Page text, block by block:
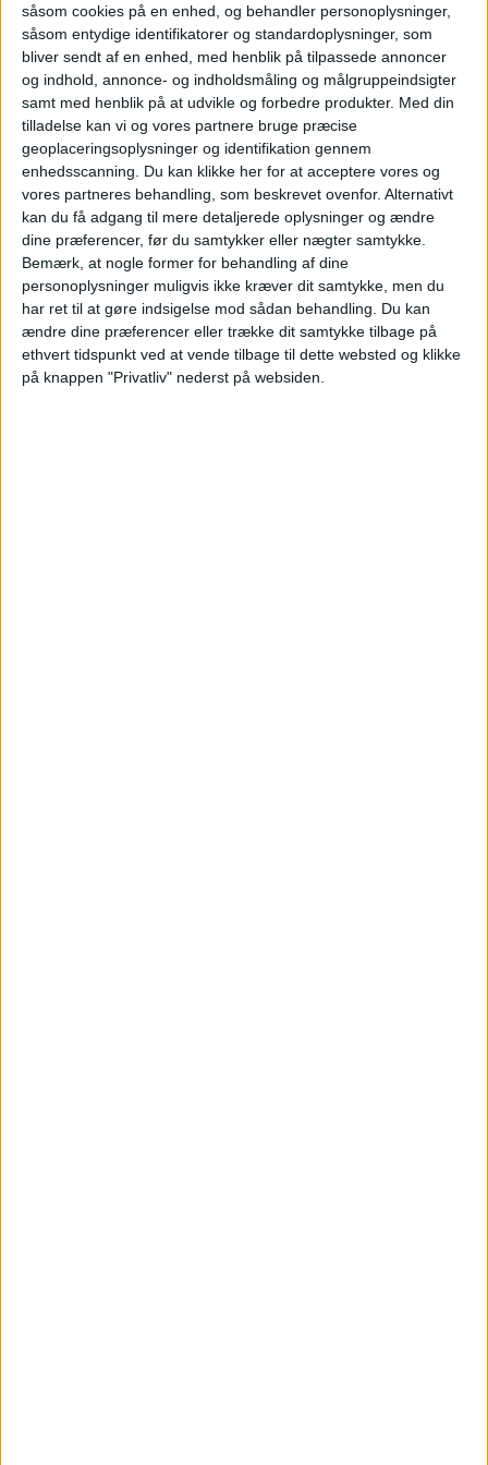
såsom cookies på en enhed, og behandler personoplysninger,
såsom entydige identifikatorer og standardoplysninger, som
bliver sendt af en enhed, med henblik på tilpassede annoncer
og indhold, annonce- og indholdsmåling og målgruppeindsigter
samt med henblik på at udvikle og forbedre produkter. Med din
tilladelse kan vi og vores partnere bruge præcise
geoplaceringsoplysninger og identifikation gennem
enhedsscanning. Du kan klikke her for at acceptere vores og
vores partneres behandling, som beskrevet ovenfor. Alternativt
kan du få adgang til mere detaljerede oplysninger og ændre
dine præferencer, før du samtykker eller nægter samtykke.
Bemærk, at nogle former for behandling af dine
personoplysninger muligvis ikke kræver dit samtykke, men du
har ret til at gøre indsigelse mod sådan behandling.
Du kan
ændre dine præferencer eller trække dit samtykke tilbage på
ethvert tidspunkt ved at vende tilbage til dette websted og klikke
på knappen "Privatliv" nederst på websiden.
siger Peer H. Kristensen.
NYHEDER
ANNONCE